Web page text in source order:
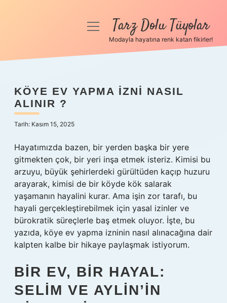
Anasayfa
Yasal Uyarı
Hakkımızda
menüyüTarz Dolu Tüyolar
Modayla hayatına renk katan fikirler!
KÖYE EV YAPMA IZNI NASIL
ALINIR ?
Tarih: Kasım 15, 2025
Hayatımızda bazen, bir yerden başka bir yere
gitmekten çok, bir yeri inşa etmek isteriz. Kimisi bu
arzuyu, büyük şehirlerdeki gürültüden kaçıp huzuru
arayarak, kimisi de bir köyde kök salarak
yaşamanın hayalini kurar. Ama işin zor tarafı, bu
hayali gerçekleştirebilmek için yasal izinler ve
bürokratik süreçlerle baş etmek oluyor. İşte, bu
yazıda, köye ev yapma izninin nasıl alınacağına dair
kalpten kalbe bir hikaye paylaşmak istiyorum.
BIR EV, BIR HAYAL:
SELIM VE AYLIN’IN